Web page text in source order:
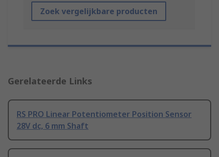
Zoek vergelijkbare producten
Gerelateerde Links
RS PRO Linear Potentiometer Position Sensor
28V dc, 6 mm Shaft